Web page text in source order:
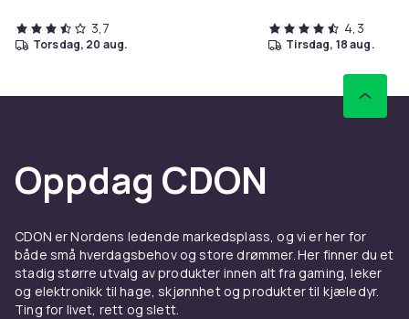
3,7
torsdag, 20 aug.
4,3
tirsdag, 18 aug.
Oppdag CDON
CDON er Nordens ledende markedsplass, og vi er her for
både små hverdagsbehov og store drømmer. Her finner du et
stadig større utvalg av produkter innen alt fra gaming, leker
og elektronikk til hage, skjønnhet og produkter til kjæledyr.
Ting for livet, rett og slett.